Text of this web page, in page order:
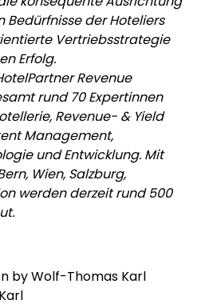
der Hoteliers
Vertriebsstrategie
Erfolg.
Revenue
rund 70 Expertinnen
Revenue- & Yield
Management,
und Entwicklung. Mit
Wien, Salzburg,
werden derzeit rund 500
by Wolf-Thomas Karl